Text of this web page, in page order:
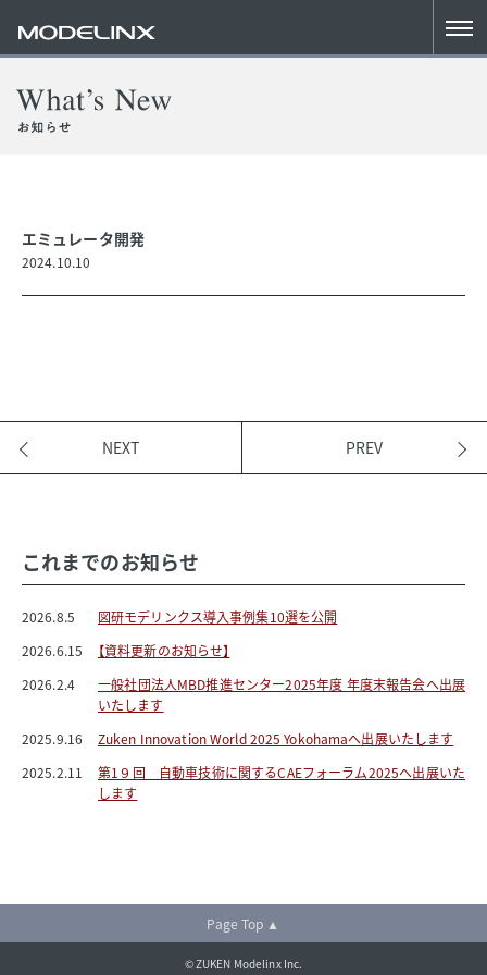
エミュレータ開発
2024.10.10
NEXT PREV
これまでのお知らせ
2026.8.5
図研モデリンクス導入事例集10選を公開
2026.6.15
【資料更新のお知らせ】
2026.2.4
一般社団法人MBD推進センター2025年度 年度末報告会へ出展
いたします
2025.9.16
Zuken Innovation World 2025 Yokohamaへ出展いたします
2025.2.11
第1９回 自動車技術に関するCAEフォーラム2025へ出展いた
します
Page Top ▲
© ZUKEN Modelinx Inc.